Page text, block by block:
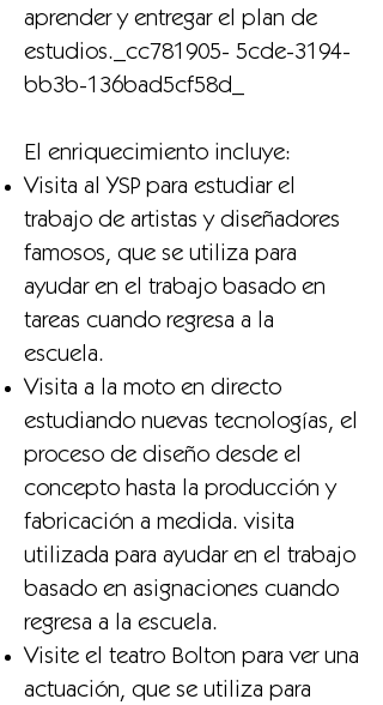
aprender y entregar el plan de
estudios._cc781905- 5cde-3194-
bb3b-136bad5cf58d_
El enriquecimiento incluye:
Visita al YSP para estudiar el
trabajo de artistas y diseñadores
famosos, que se utiliza para
ayudar en el trabajo basado en
tareas cuando regresa a la
escuela.
Visita a la moto en directo
estudiando nuevas tecnologías, el
proceso de diseño desde el
concepto hasta la producción y
fabricación a medida. visita
utilizada para ayudar en el trabajo
basado en asignaciones cuando
regresa a la escuela.
Visite el teatro Bolton para ver una
actuación, que se utiliza para